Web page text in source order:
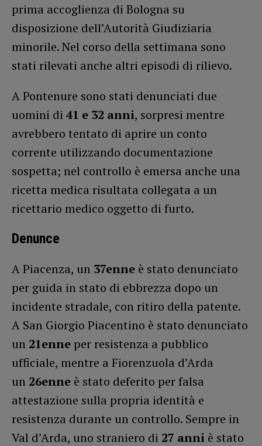
prima accoglienza di Bologna su
disposizione dell’Autorità Giudiziaria
minorile. Nel corso della settimana sono
stati rilevati anche altri episodi di rilievo.
A Pontenure sono stati denunciati due
uomini di 41 e 32 anni, sorpresi mentre
avrebbero tentato di aprire un conto
corrente utilizzando documentazione
sospetta; nel controllo è emersa anche una
ricetta medica risultata collegata a un
ricettario medico oggetto di furto.
Denunce
A Piacenza, un 37enne è stato denunciato
per guida in stato di ebbrezza dopo un
incidente stradale, con ritiro della patente.
A San Giorgio Piacentino è stato denunciato
un 21enne per resistenza a pubblico
ufficiale, mentre a Fiorenzuola d’Arda
un 26enne è stato deferito per falsa
attestazione sulla propria identità e
resistenza durante un controllo. Sempre in
Val d’Arda, uno straniero di 27 anni è stato